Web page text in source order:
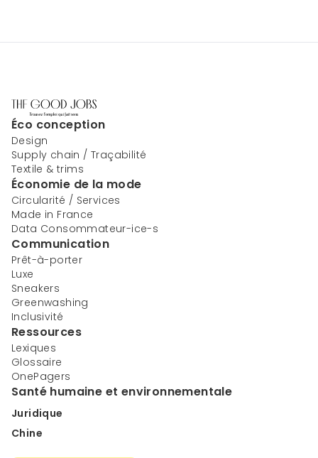
Éco conception
Design
Supply chain / Traçabilité
Textile & trims
Économie de la mode
Circularité / Services
Made in France
Data Consommateur-ice-s
Communication
Prêt-à-porter
Luxe
Sneakers
Greenwashing
Inclusivité
Ressources
Lexiques
Glossaire
OnePagers
Santé humaine et environnementale
Juridique
Chine